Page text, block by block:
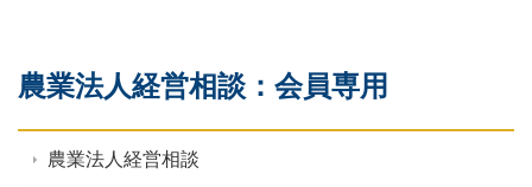
農業法人経営相談：会員専用
農業法人経営相談